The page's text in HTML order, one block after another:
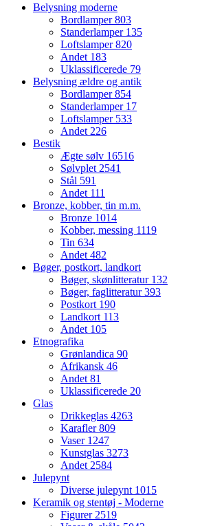
Belysning moderne
Bordlamper803
Standerlamper 135
Loftslamper820
Andet 183
Uklassificerede 79
Belysning ældre og antik
Bordlamper854
Standerlamper 17
Loftslamper 533
Andet 226
Bestik
Ægte sølv 16516
Sølvplet 2541
Stål 591
Andet 111
Bronze, kobber, tin m.m.
Bronze 1014
Kobber, messing 1119
Tin 634
Andet 482
Bøger, postkort, landkort
Bøger, skønlitteratur 132
Bøger, faglitteratur393
Postkort 190
Landkort 113
Andet 105
Etnografika
Grønlandica 90
Afrikansk 46
Andet 81
Uklassificerede 20
Glas
Drikkeglas 4263
Karafler809
Vaser 1247
Kunstglas 3273
Andet 2584
Julepynt
Diverse julepynt 1015
Keramik og stentøj - Moderne
Figurer 2519